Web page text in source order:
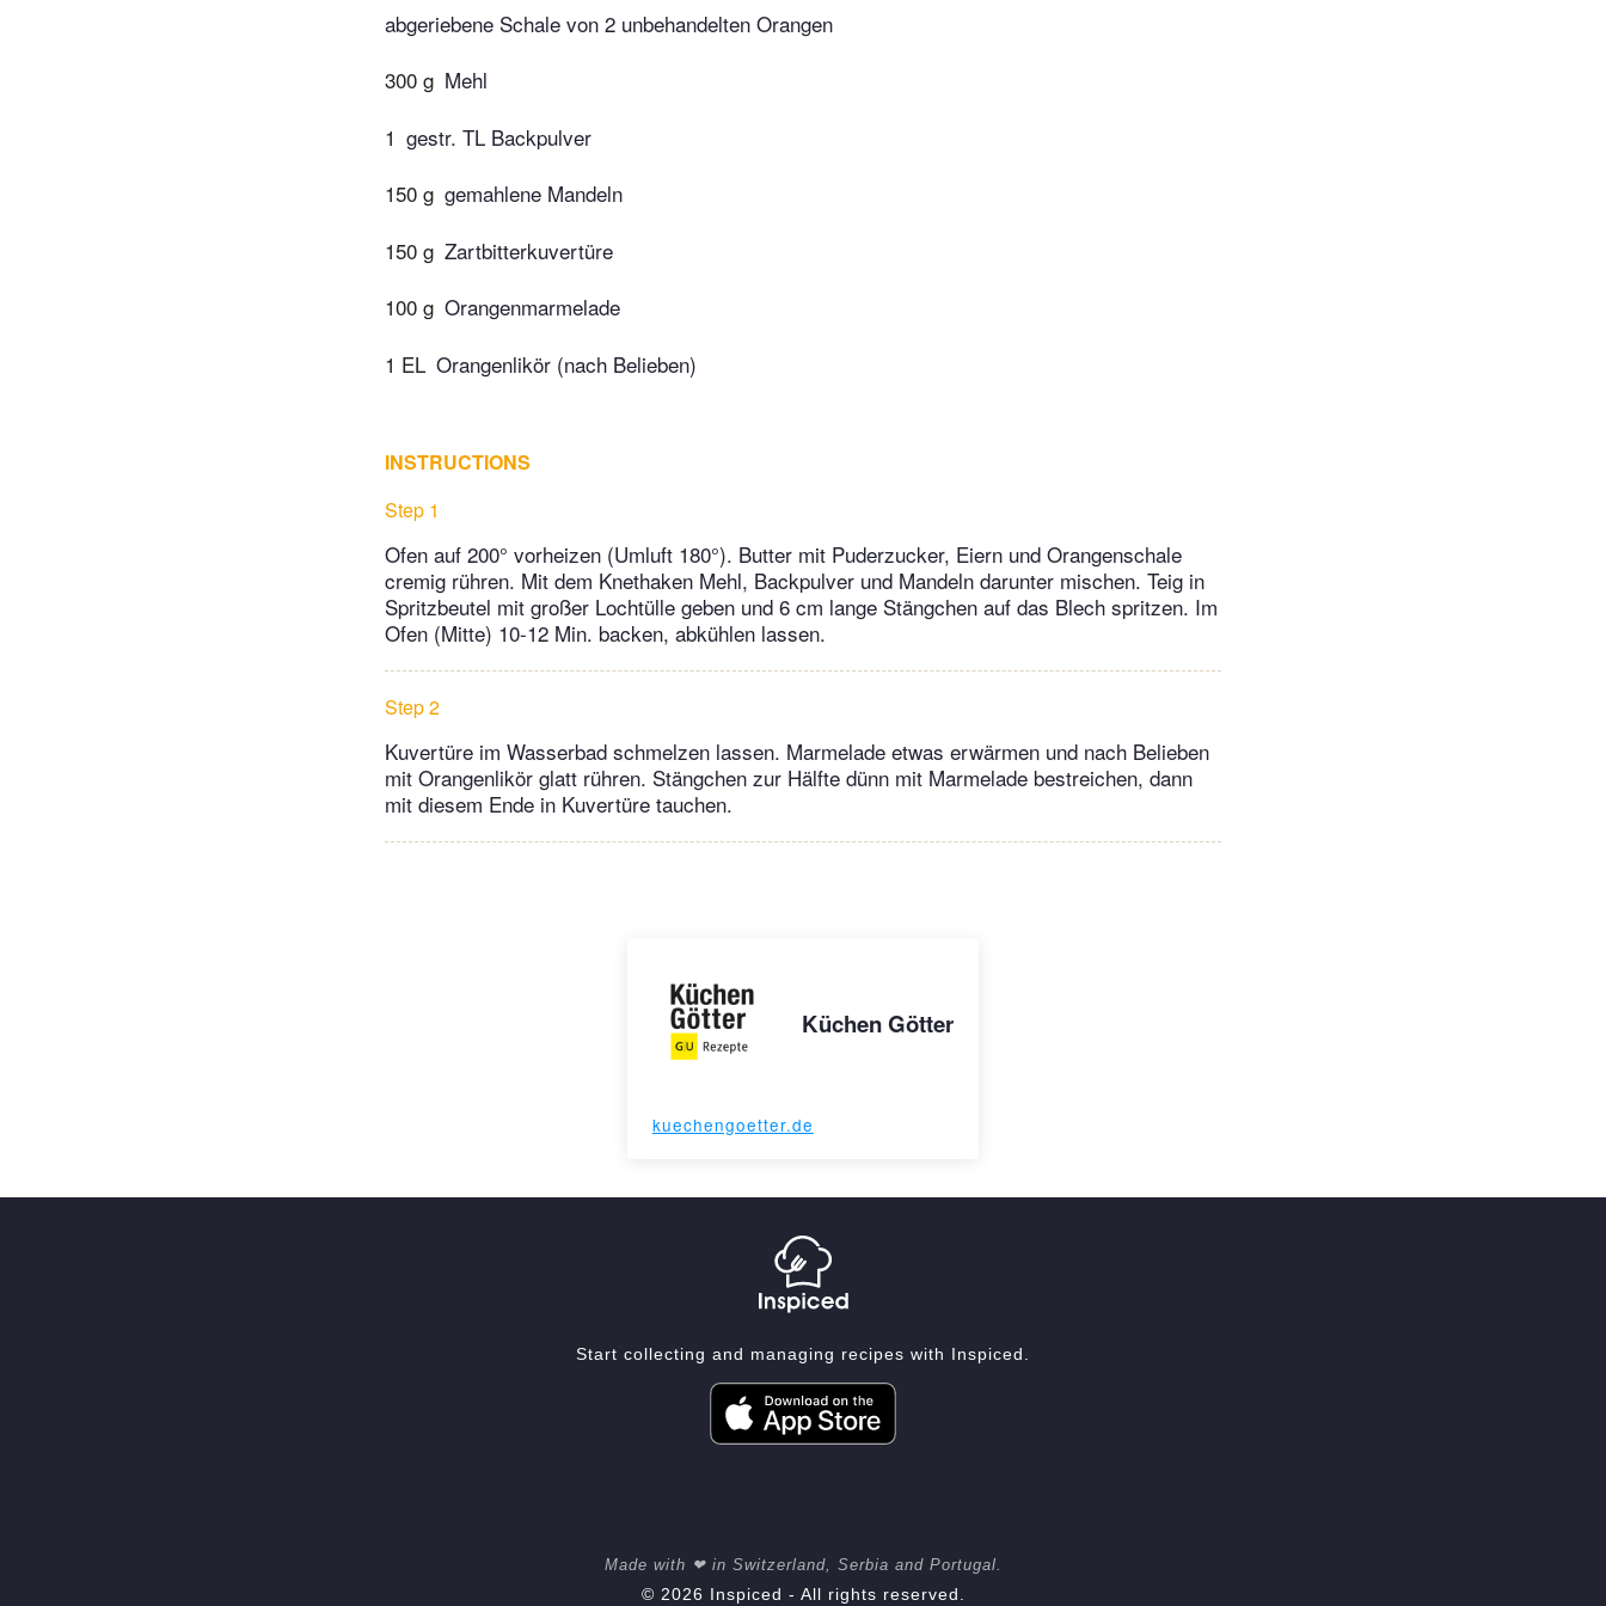
abgeriebene Schale von 2 unbehandelten Orangen
300 g Mehl
1 gestr. TL Backpulver
150 g gemahlene Mandeln
150 g Zartbitterkuvertüre
100 g Orangenmarmelade
1 EL Orangenlikör (nach Belieben)
INSTRUCTIONS
Step 1
Ofen auf 200° vorheizen (Umluft 180°). Butter mit Puderzucker, Eiern und Orangenschale
cremig rühren. Mit dem Knethaken Mehl, Backpulver und Mandeln darunter mischen. Teig in
Spritzbeutel mit großer Lochtülle geben und 6 cm lange Stängchen auf das Blech spritzen. Im
Ofen (Mitte) 10-12 Min. backen, abkühlen lassen.
Step 2
Kuvertüre im Wasserbad schmelzen lassen. Marmelade etwas erwärmen und nach Belieben
mit Orangenlikör glatt rühren. Stängchen zur Hälfte dünn mit Marmelade bestreichen, dann
mit diesem Ende in Kuvertüre tauchen.
Küchen Götter
kuechengoetter.de
Start collecting and managing recipes with Inspiced.
Made with ❤ in Switzerland, Serbia and Portugal.
© 2026 Inspiced - All rights reserved.